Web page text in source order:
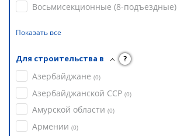
Восьмисекционные (8-подъездные)
Показать все
Для строительства в ?
Азербайджане (0)
Азербайджанской ССР (0)
Амурской области (0)
Армении (0)